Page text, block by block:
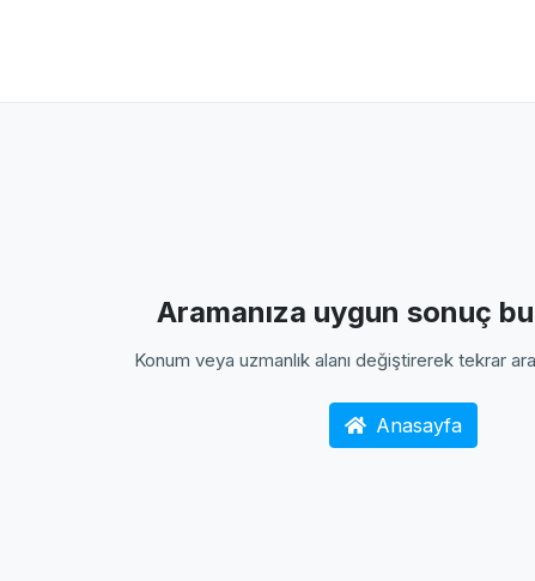
Aramanıza uygun sonuç
Konum veya uzmanlık alanı değiştirerek tekrar
Anasayfa